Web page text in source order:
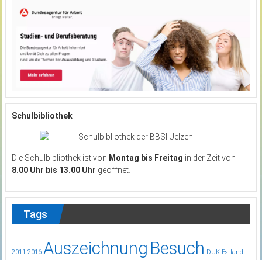
Schulbibliothek
Die Schulbibliothek ist von Montag bis Freitag in der Zeit von
8.00 Uhr bis 13.00 Uhr geöffnet.
Tags
2011 2016 Auszeichnung Besuch DUK Estland